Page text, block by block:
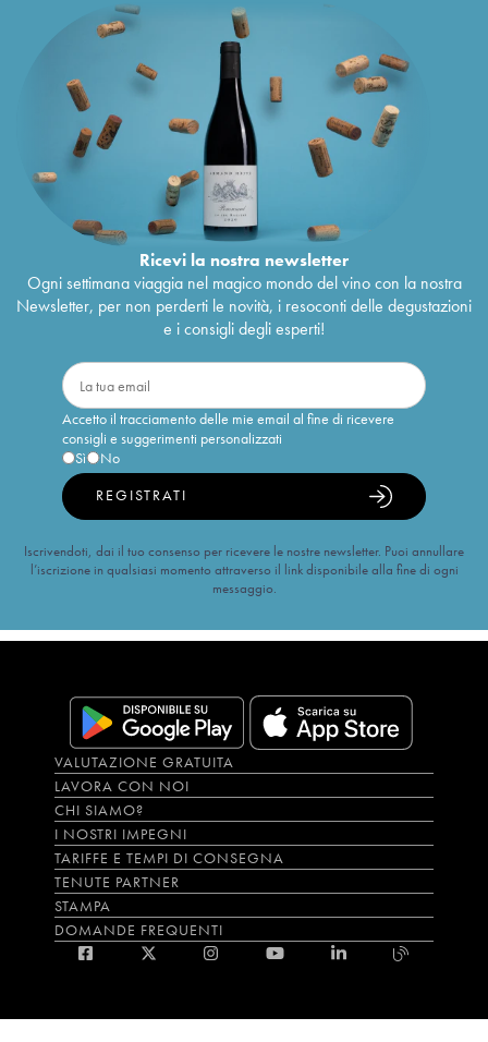
Ricevi la nostra newsletter
Ogni settimana viaggia nel magico mondo del vino con la nostra
Newsletter, per non perderti le novità, i resoconti delle degustazioni
e i consigli degli esperti!
Accetto il tracciamento delle mie email al fine di ricevere
consigli e suggerimenti personalizzati
Sì
No
REGISTRATI
Iscrivendoti, dai il tuo consenso per ricevere le nostre newsletter. Puoi annullare
l’iscrizione in qualsiasi momento attraverso il link disponibile alla fine di ogni
messaggio.
VALUTAZIONE GRATUITA
LAVORA CON NOI
CHI SIAMO?
I NOSTRI IMPEGNI
TARIFFE E TEMPI DI CONSEGNA
TENUTE PARTNER
STAMPA
DOMANDE FREQUENTI